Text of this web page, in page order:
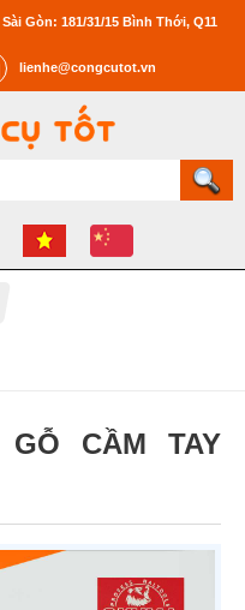
Gòn: 181/31/15 Bình Thới, Q11
lienhe@congcutot.vn
GỖ CẦM TAY